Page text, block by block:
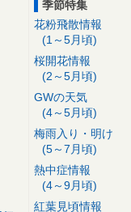
季節特集
花粉飛散情報
(1～5月頃)
桜開花情報
(2～5月頃)
GWの天気
(4～5月頃)
梅雨入り・明け
(5～7月頃)
熱中症情報
(4～9月頃)
紅葉見頃情報